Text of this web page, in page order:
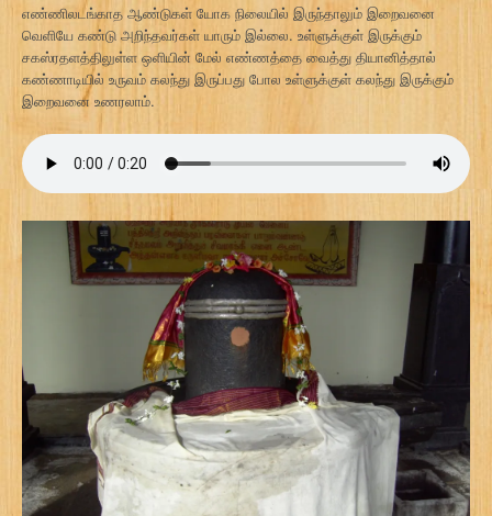
எண்ணிலடங்காத ஆண்டுகள் யோக நிலையில் இருந்தாலும் இறைவனை
வெளியே கண்டு அறிந்தவர்கள் யாரும் இல்லை. உள்ளுக்குள் இருக்கும்
சகஸ்ரதளத்திலுள்ள ஒளியின் மேல் எண்ணத்தை வைத்து தியானித்தால்
கண்ணாடியில் உருவம் கலந்து இருப்பது போல உள்ளுக்குள் கலந்து இருக்கும்
இறைவனை உணரலாம்.